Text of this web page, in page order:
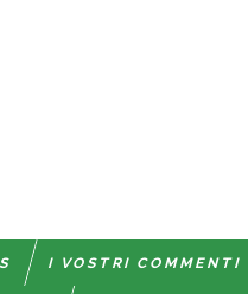
I VOSTRI COMMENTI